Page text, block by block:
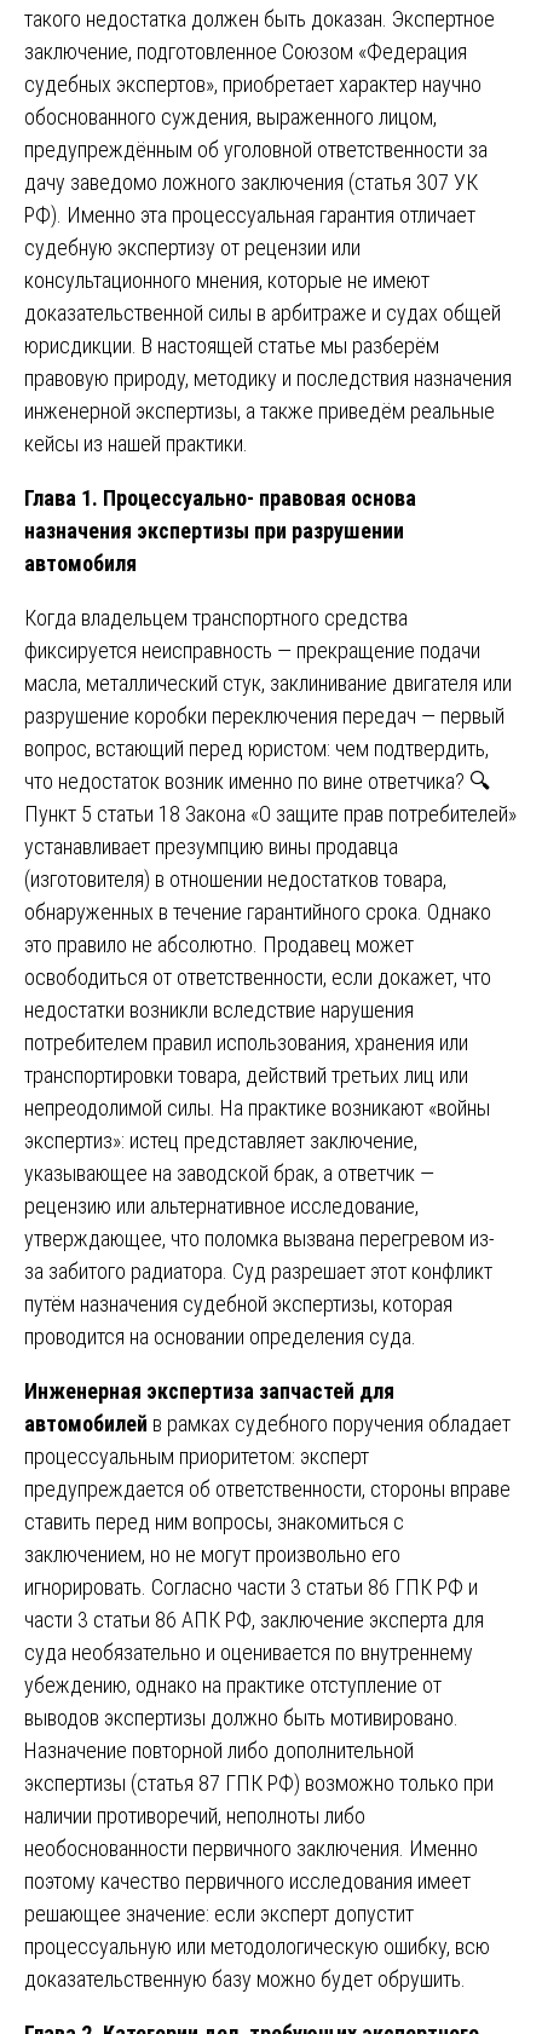
такого недостатка должен быть доказан. Экспертное
заключение, подготовленное Союзом «Федерация
судебных экспертов», приобретает характер научно
обоснованного суждения, выраженного лицом,
предупреждённым об уголовной ответственности за
дачу заведомо ложного заключения (статья 307 УК
РФ). Именно эта процессуальная гарантия отличает
судебную экспертизу от рецензии или
консультационного мнения, которые не имеют
доказательственной силы в арбитраже и судах общей
юрисдикции. В настоящей статье мы разберём
правовую природу, методику и последствия назначения
инженерной экспертизы, а также приведём реальные
кейсы из нашей практики.
Глава 1. Процессуально- правовая основа
назначения экспертизы при разрушении
автомобиля
Когда владельцем транспортного средства
фиксируется неисправность — прекращение подачи
масла, металлический стук, заклинивание двигателя или
разрушение коробки переключения передач — первый
вопрос, встающий перед юристом: чем подтвердить,
что недостаток возник именно по вине ответчика? 🔍
Пункт 5 статьи 18 Закона «О защите прав потребителей»
устанавливает презумпцию вины продавца
(изготовителя) в отношении недостатков товара,
обнаруженных в течение гарантийного срока. Однако
это правило не абсолютно. Продавец может
освободиться от ответственности, если докажет, что
недостатки возникли вследствие нарушения
потребителем правил использования, хранения или
транспортировки товара, действий третьих лиц или
непреодолимой силы. На практике возникают «войны
экспертиз»: истец представляет заключение,
указывающее на заводской брак, а ответчик —
рецензию или альтернативное исследование,
утверждающее, что поломка вызвана перегревом из-
за забитого радиатора. Суд разрешает этот конфликт
путём назначения судебной экспертизы, которая
проводится на основании определения суда.
Инженерная экспертиза запчастей для
автомобилей в рамках судебного поручения обладает
процессуальным приоритетом: эксперт
предупреждается об ответственности, стороны вправе
ставить перед ним вопросы, знакомиться с
заключением, но не могут произвольно его
игнорировать. Согласно части 3 статьи 86 ГПК РФ и
части 3 статьи 86 АПК РФ, заключение эксперта для
суда необязательно и оценивается по внутреннему
убеждению, однако на практике отступление от
выводов экспертизы должно быть мотивировано.
Назначение повторной либо дополнительной
экспертизы (статья 87 ГПК РФ) возможно только при
наличии противоречий, неполноты либо
необоснованности первичного заключения. Именно
поэтому качество первичного исследования имеет
решающее значение: если эксперт допустит
процессуальную или методологическую ошибку, всю
доказательственную базу можно будет обрушить.